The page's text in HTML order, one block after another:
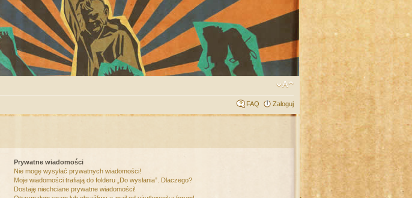
FAQ Zaloguj
Prywatne wiadomości
Nie mogę wysyłać prywatnych wiadomości!
Moje wiadomości trafiają do folderu „Do wysłania”. Dlaczego?
Dostaję niechciane prywatne wiadomości!